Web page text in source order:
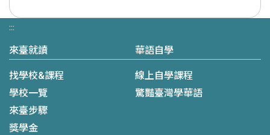
:::
來臺就讀
找學校&課程
學校一覽
來臺步驟
獎學金
華語自學
線上自學課程
驚豔臺灣學華語